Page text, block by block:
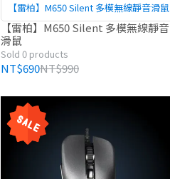
【雷柏】M650 Silent 多模無線靜音滑鼠
【雷柏】M650 Silent 多模無線靜音
滑鼠
Sold 0 products
NT$690NT$990